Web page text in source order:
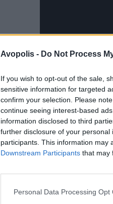
Avopolis - Do Not Process
If you wish to opt-out of the sale,
sensitive information for targeted
confirm your selection. Please
continue seeing interest-based
information disclosed to third
further disclosure of your personal
participants. This information may
Downstream Participants that may
Personal Data Processing Opt